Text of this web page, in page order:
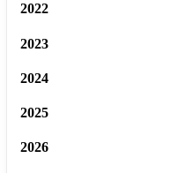
2022
2023
2024
2025
2026